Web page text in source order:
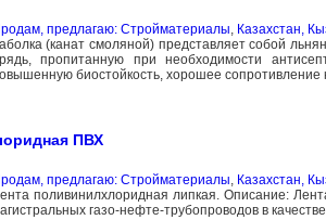
предлагаю: Стройматериалы, Казахстан,
(канат смоляной) представляет собой
пропитанную при необходимости
биостойкость, хорошее сопротивление
ПВХ
предлагаю: Стройматериалы, Казахстан,
поливинилхлоридная липкая. Описание:
газо-нефте-трубопроводов в